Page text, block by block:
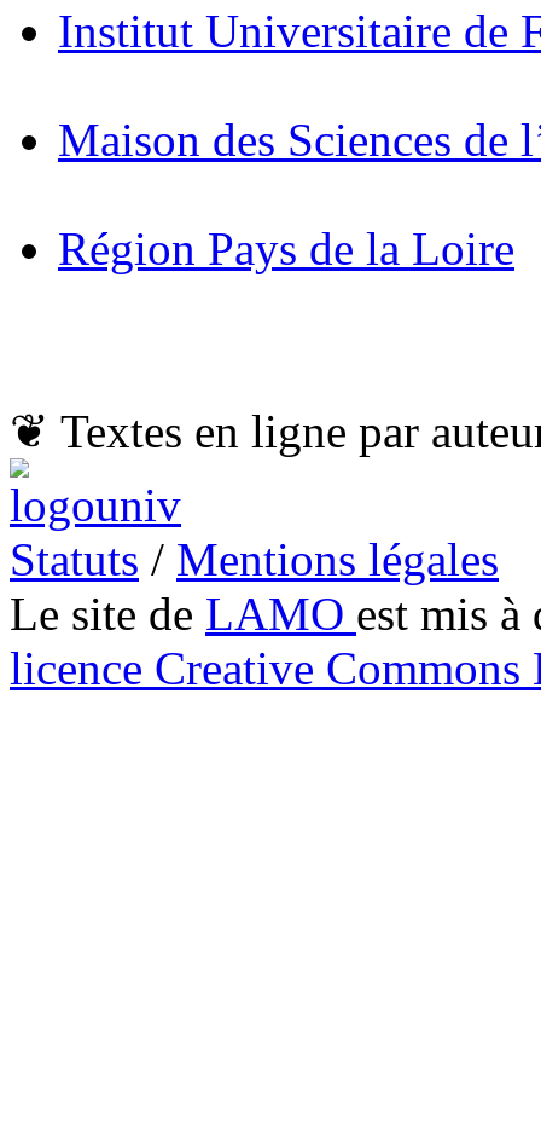
Institut Universitaire de
Maison des Sciences de
Région Pays de la Loire
❦ Textes en ligne par
Statuts / Mentions légales
Le site de LAMO est mis à
licence Creative